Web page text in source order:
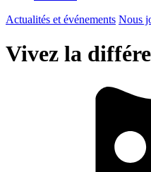
Actualités et événements Nous
Vivez la